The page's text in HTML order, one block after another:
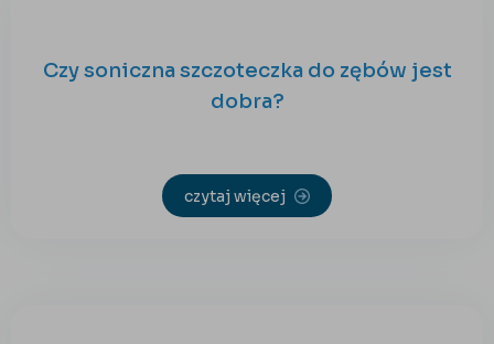
Czy soniczna szczoteczka do zębów jest
dobra?
czytaj więcej